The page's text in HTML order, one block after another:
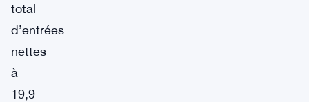
total
d’entrées
nettes
à
19,9